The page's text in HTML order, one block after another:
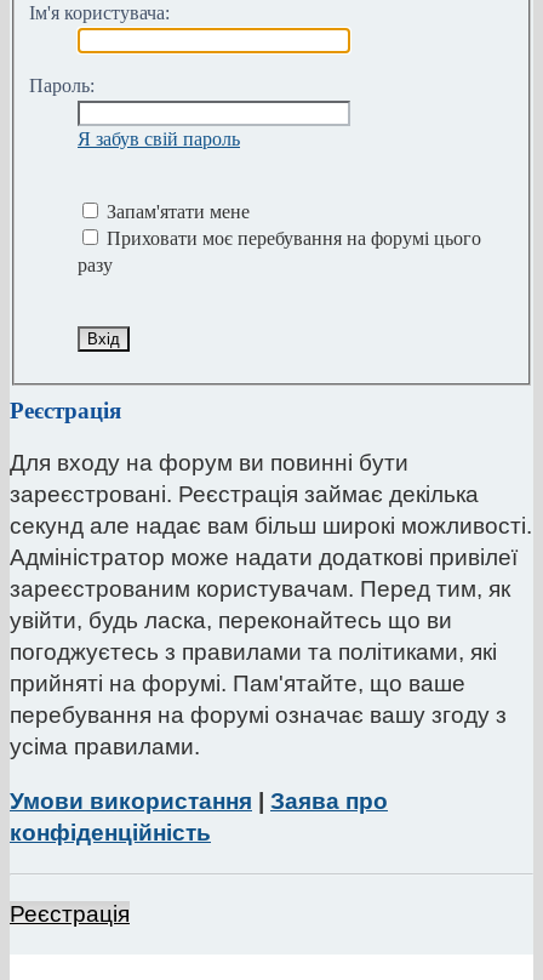
Ім'я користувача:
Пароль:
Я забув свій пароль
Запам'ятати мене
Приховати моє перебування на форумі цього
разу
Реєстрація
Для входу на форум ви повинні бути
зареєстровані. Реєстрація займає декілька
секунд але надає вам більш широкі можливості.
Адміністратор може надати додаткові привілеї
зареєстрованим користувачам. Перед тим, як
увійти, будь ласка, переконайтесь що ви
погоджуєтесь з правилами та політиками, які
прийняті на форумі. Пам'ятайте, що ваше
перебування на форумі означає вашу згоду з
усіма правилами.
Умови використання
Заява про
конфіденційність
Реєстрація